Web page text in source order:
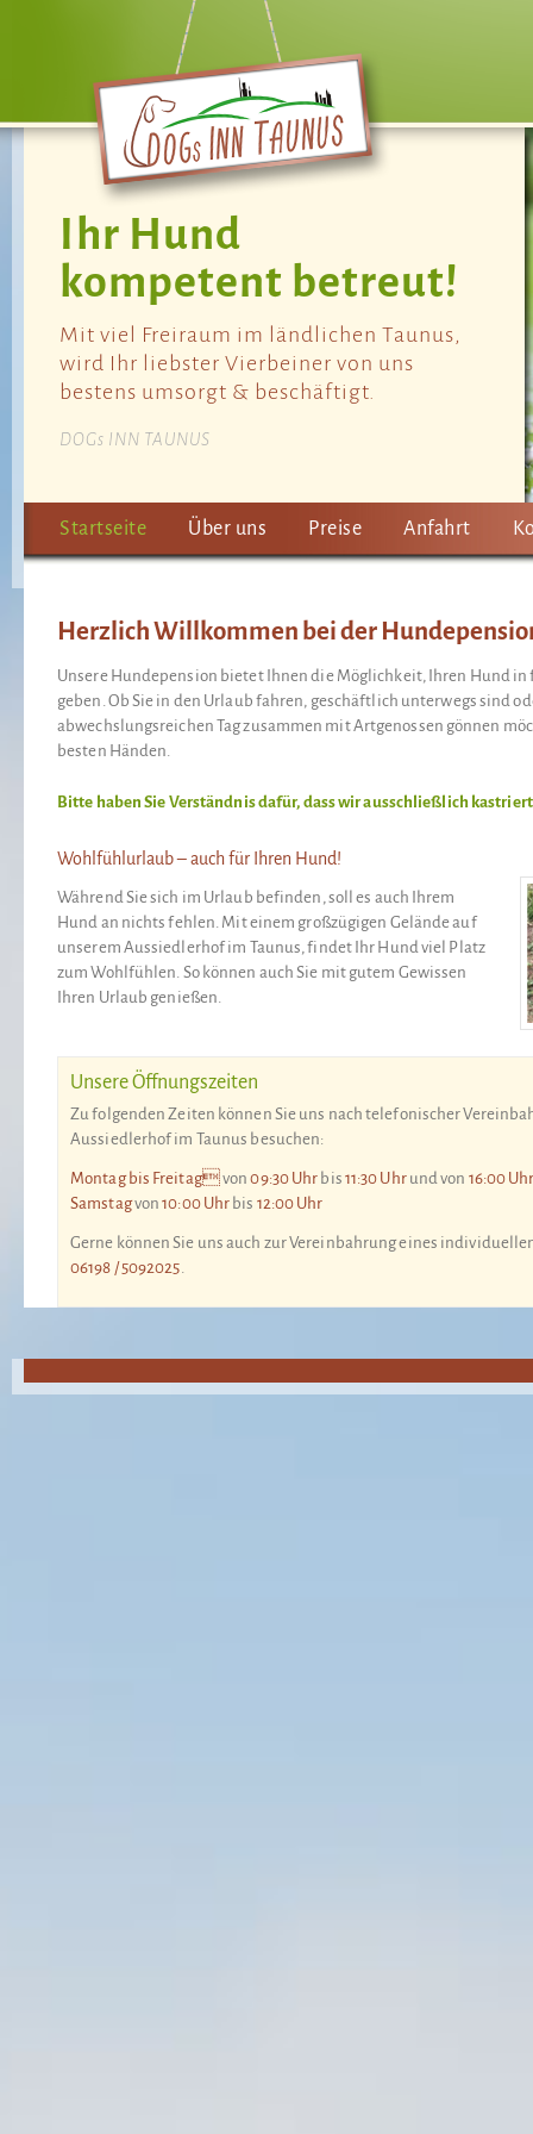
Startseite Über uns Preise Anfahrt
Ihr Hund
kompetent betreut!
Mit viel Freiraum im ländlichen Taunus,
wird Ihr liebster Vierbeiner von uns
bestens umsorgt & beschäftigt.
DOGs INN TAUNUS
Herzlich Willkommen bei der
Unsere Hundepension bietet Ihnen die Möglichkeit, Ihren Hund in
geben. Ob Sie in den Urlaub fahren, geschäftlich unterwegs sind
abwechslungsreichen Tag zusammen mit Artgenossen gönnen
besten Händen.
Bitte haben Sie Verständnis dafür, dass wir ausschließlich
Wohlfühlurlaub – auch für Ihren Hund!
Während Sie sich im Urlaub befinden, soll es auch Ihrem
Hund an nichts fehlen. Mit einem großzügigen Gelände auf
unserem Aussiedlerhof im Taunus, findet Ihr Hund viel Platz
zum Wohlfühlen. So können auch Sie mit gutem Gewissen
Ihren Urlaub genießen.
Unsere Öffnungszeiten
Zu folgenden Zeiten können Sie uns nach telefonischer
Aussiedlerhof im Taunus besuchen:
Montag bis Freitagvon09:30 Uhr bis 11:30 Uhrund von 16:00
Samstagvon10:00 Uhr bis 12:00 Uhr
Gerne können Sie uns auch zur Vereinbahrung eines
06198 / 5092025.